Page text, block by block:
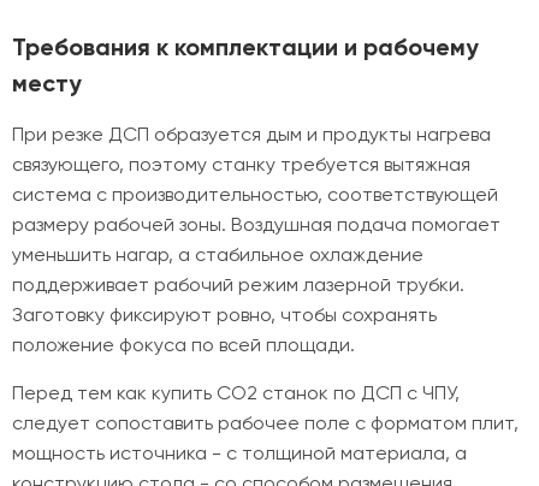
Требования к комплектации и рабочему
месту
При резке ДСП образуется дым и продукты нагрева
связующего, поэтому станку требуется вытяжная
система с производительностью, соответствующей
размеру рабочей зоны. Воздушная подача помогает
уменьшить нагар, а стабильное охлаждение
поддерживает рабочий режим лазерной трубки.
Заготовку фиксируют ровно, чтобы сохранять
положение фокуса по всей площади.
Перед тем как купить CO2 станок по ДСП с ЧПУ,
следует сопоставить рабочее поле с форматом плит,
мощность источника - с толщиной материала, а